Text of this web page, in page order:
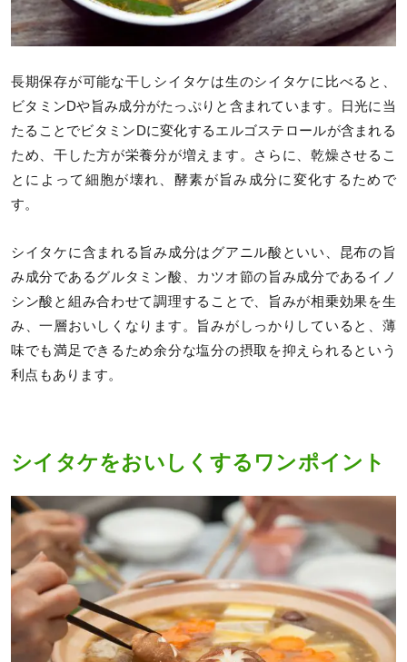
長期保存が可能な干しシイタケは生のシイタケに比べると、
ビタミンDや旨み成分がたっぷりと含まれています。日光に当
たることでビタミンDに変化するエルゴステロールが含まれる
ため、干した方が栄養分が増えます。さらに、乾燥させるこ
とによって細胞が壊れ、酵素が旨み成分に変化するためで
す。
シイタケに含まれる旨み成分はグアニル酸といい、昆布の旨
み成分であるグルタミン酸、カツオ節の旨み成分であるイノ
シン酸と組み合わせて調理することで、旨みが相乗効果を生
み、一層おいしくなります。旨みがしっかりしていると、薄
味でも満足できるため余分な塩分の摂取を抑えられるという
利点もあります。
シイタケをおいしくするワンポイント